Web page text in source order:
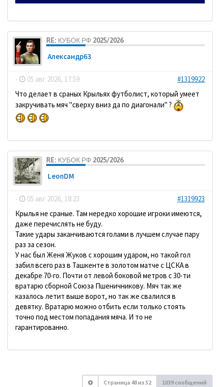
RE: КУБОК РФ 2025/2026
Александр63
- 05 авг 2026, 17:59
#1319922
Что делает в сраных Крыльях футболист, который умеет
закручивать мяч "сверху вниз да по диагонали" ?
RE: КУБОК РФ 2025/2026
LeonDM
- 05 авг 2026, 18:23
#1319923
Крылья не сраные. Там нередко хорошие игроки имеются,
даже перечислять не буду.
Такие удары заканчиваются голами в лучшем случае пару
раз за сезон.
У нас был Женя Жуков с хорошим ударом, но такой гол
забил всего раз в Ташкенте в золотом матче с ЦСКА в
декабре 70-го. Почти от левой боковой метров с 30-ти
вратарю сборной Союза Пшеничникову. Мяч так же
казалось летит выше ворот, но так же свалился в
девятку. Вратарю можно отбить если только стоять
точно под местом попадания мяча. И то не
гарантированно.
Страница 48из 52 1039 сообщений